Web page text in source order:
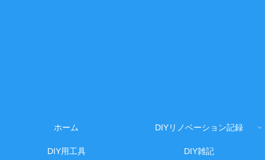
ホーム DIYリノベーション記録
DIY用工具 DIY雑記